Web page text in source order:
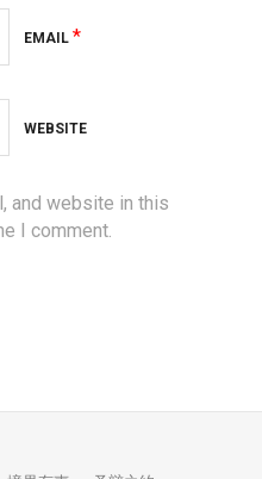
EMAIL *
WEBSITE
and website in this
I comment.